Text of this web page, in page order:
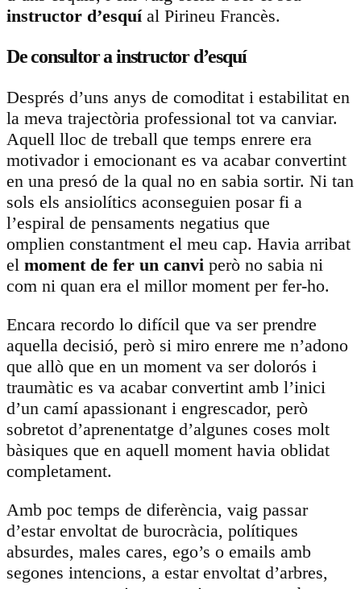
instructor d’esquíal Pirineu Francès.
De consultor a instructor d’esquí
Després d’uns anys de comoditat i estabilitat en
la meva trajectòria professional tot va canviar.
Aquell lloc de treball que temps enrere era
motivador i emocionant es va acabar convertint
en una presó de la qual no en sabia sortir. Ni tan
sols els ansiolítics aconseguien posar fi a
l’espiral de pensaments negatius que
omplien constantment el meu cap. Havia arribat
el moment de fer un canvi però no sabia ni
com ni quan era el millor moment per fer-ho.
Encara recordo lo difícil que va ser prendre
aquella decisió, però si miro enrere me n’adono
que allò que en un moment va ser dolorós i
traumàtic es va acabar convertint amb l’inici
d’un camí apassionant i engrescador, però
sobretot d’aprenentatge d’algunes coses molt
bàsiques que en aquell moment havia oblidat
completament.
Amb poc temps de diferència, vaig passar
d’estar envoltat de burocràcia, polítiques
absurdes, males cares, ego’s o emails amb
segones intencions, a estar envoltat d’arbres,